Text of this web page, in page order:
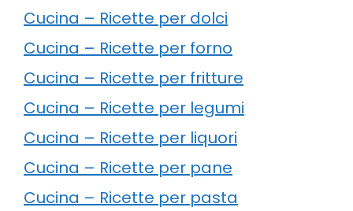
Cucina – Ricette per dolci
Cucina – Ricette per forno
Cucina – Ricette per fritture
Cucina – Ricette per legumi
Cucina – Ricette per liquori
Cucina – Ricette per pane
Cucina – Ricette per pasta